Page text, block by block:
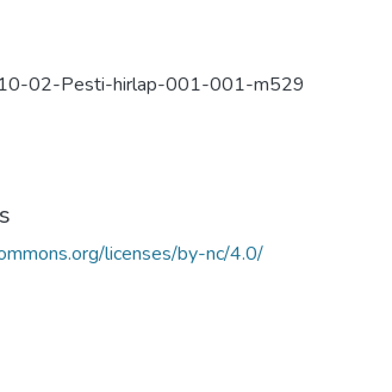
02-Pesti-hirlap-001-001-m529
licenses/by-nc/4.0/